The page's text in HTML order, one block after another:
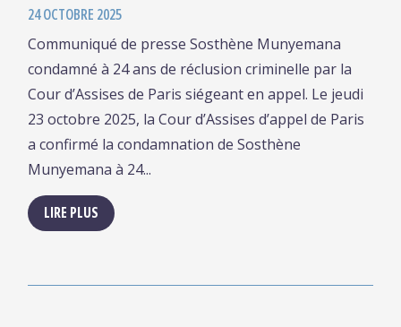
24 OCTOBRE 2025
Communiqué de presse Sosthène Munyemana
condamné à 24 ans de réclusion criminelle par la
Cour d’Assises de Paris siégeant en appel. Le jeudi
23 octobre 2025, la Cour d’Assises d’appel de Paris
a confirmé la condamnation de Sosthène
Munyemana à 24...
LIRE PLUS